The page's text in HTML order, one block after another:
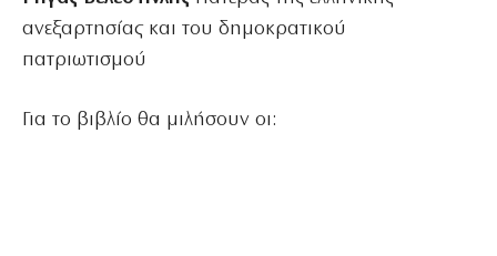
ανεξαρτησίας και του δημοκρατικού
πατριωτισμού
Για το βιβλίο θα μιλήσουν οι: